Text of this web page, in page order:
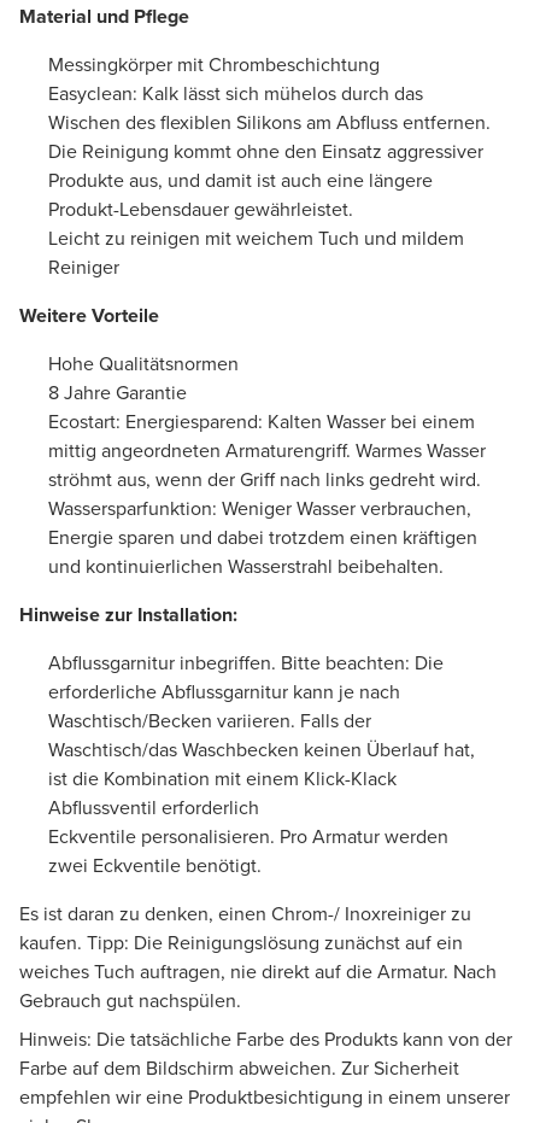
Material und Pflege
Messingkörper mit Chrombeschichtung
Easyclean: Kalk lässt sich mühelos durch das
Wischen des flexiblen Silikons am Abfluss entfernen.
Die Reinigung kommt ohne den Einsatz aggressiver
Produkte aus, und damit ist auch eine längere
Produkt-Lebensdauer gewährleistet.
Leicht zu reinigen mit weichem Tuch und mildem
Reiniger
Weitere Vorteile
Hohe Qualitätsnormen
8 Jahre Garantie
Ecostart: Energiesparend: Kalten Wasser bei einem
mittig angeordneten Armaturengriff. Warmes Wasser
ströhmt aus, wenn der Griff nach links gedreht wird.
Wassersparfunktion: Weniger Wasser verbrauchen,
Energie sparen und dabei trotzdem einen kräftigen
und kontinuierlichen Wasserstrahl beibehalten.
Hinweise zur Installation:
Abflussgarnitur inbegriffen. Bitte beachten: Die
erforderliche Abflussgarnitur kann je nach
Waschtisch/Becken variieren. Falls der
Waschtisch/das Waschbecken keinen Überlauf hat,
ist die Kombination mit einem Klick-Klack
Abflussventil erforderlich
Eckventile personalisieren. Pro Armatur werden
zwei Eckventile benötigt.
Es ist daran zu denken, einen Chrom-/ Inoxreiniger zu
kaufen. Tipp: Die Reinigungslösung zunächst auf ein
weiches Tuch auftragen, nie direkt auf die Armatur. Nach
Gebrauch gut nachspülen.
Hinweis: Die tatsächliche Farbe des Produkts kann von der
Farbe auf dem Bildschirm abweichen. Zur Sicherheit
empfehlen wir eine Produktbesichtigung in einem unserer